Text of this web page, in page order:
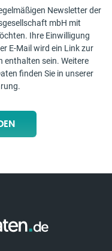
Newsletter der
mbH mit
Ihre Einwilligung
E-Mail wird ein Link zur
finden Sie in unserer
.